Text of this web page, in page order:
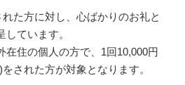
た方に対し、心ばかりのお礼と
ています。
在住の個人の方で、1回10,000円
された方が対象となります。